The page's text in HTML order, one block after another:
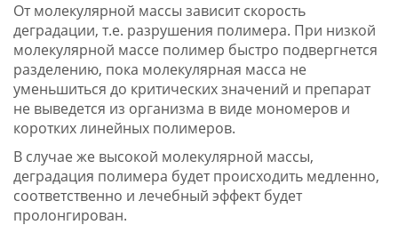
От молекулярной массы зависит скорость
деградации, т.е. разрушения полимера. При низкой
молекулярной массе полимер быстро подвергнется
разделению, пока молекулярная масса не
уменьшиться до критических значений и препарат
не выведется из организма в виде мономеров и
коротких линейных полимеров.
В случае же высокой молекулярной массы,
деградация полимера будет происходить медленно,
соответственно и лечебный эффект будет
пролонгирован.